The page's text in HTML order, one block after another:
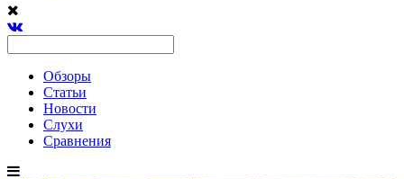
Обзоры
Статьи
Новости
Слухи
Сравнения